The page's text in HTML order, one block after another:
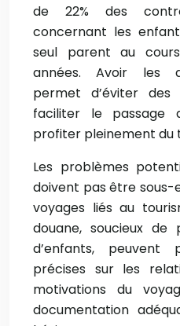
de 22% des
concernant les
seul parent au
années. Avoir les
permet d’éviter
faciliter le passage
profiter pleinement du
Les problèmes
doivent pas être sous-
voyages liés au
douane, soucieux de
d’enfants, peuvent
précises sur les
motivations du
documentation